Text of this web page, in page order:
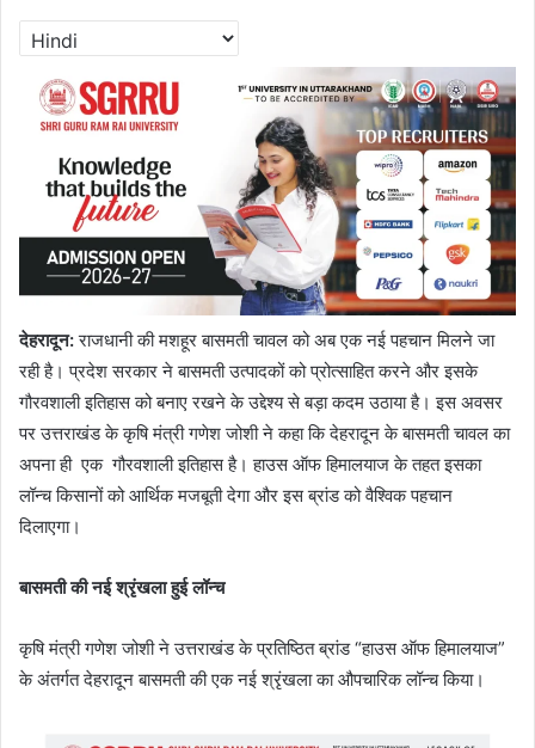
देहरादून: राजधानी की मशहूर बासमती चावल को अब एक नई पहचान मिलने जा
रही है। प्रदेश सरकार ने बासमती उत्पादकों को प्रोत्साहित करने और इसके
गौरवशाली इतिहास को बनाए रखने के उद्देश्य से बड़ा कदम उठाया है। इस अवसर
पर उत्तराखंड के कृषि मंत्री गणेश जोशी ने कहा कि देहरादून के बासमती चावल का
अपना ही एक गौरवशाली इतिहास है। हाउस ऑफ हिमालयाज के तहत इसका
लॉन्च किसानों को आर्थिक मजबूती देगा और इस ब्रांड को वैश्विक पहचान
दिलाएगा।
बासमती की नई श्रृंखला हुई लॉन्च
कृषि मंत्री गणेश जोशी ने उत्तराखंड के प्रतिष्ठित ब्रांड “हाउस ऑफ हिमालयाज”
के अंतर्गत देहरादून बासमती की एक नई श्रृंखला का औपचारिक लॉन्च किया।